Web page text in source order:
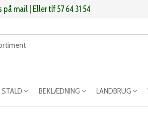
på mail Eller tlf 57 64 31 54
STALD BEKLÆDNING LANDBRUG